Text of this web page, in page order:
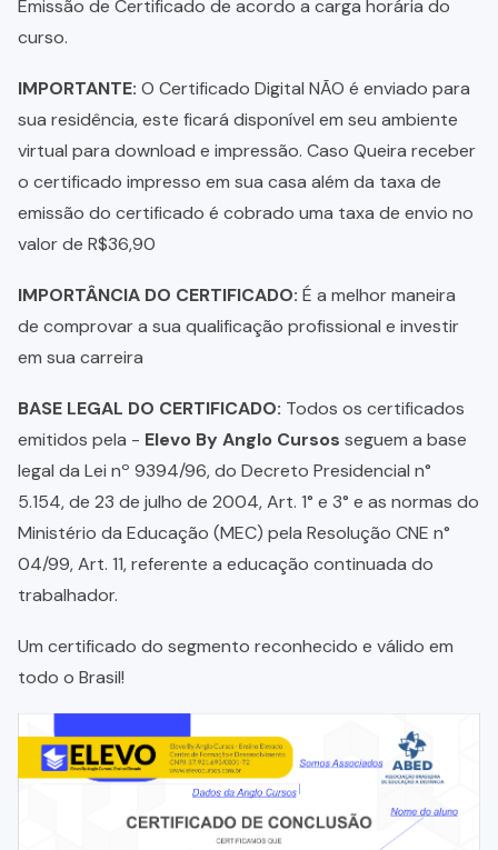
Emissão de Certificado de acordo a carga horária do
curso.
IMPORTANTE: O Certificado Digital NÃO é enviado para
sua residência, este ficará disponível em seu ambiente
virtual para download e impressão. Caso Queira receber
o certificado impresso em sua casa além da taxa de
emissão do certificado é cobrado uma taxa de envio no
valor de R$36,90
IMPORTÂNCIA DO CERTIFICADO: É a melhor maneira
de comprovar a sua qualificação profissional e investir
em sua carreira
BASE LEGAL DO CERTIFICADO: Todos os certificados
emitidos pela - Elevo By Anglo Cursos seguem a base
legal da Lei nº 9394/96, do Decreto Presidencial n°
5.154, de 23 de julho de 2004, Art. 1° e 3° e as normas do
Ministério da Educação (MEC) pela Resolução CNE n°
04/99, Art. 11, referente a educação continuada do
trabalhador.
Um certificado do segmento reconhecido e válido em
todo o Brasil!